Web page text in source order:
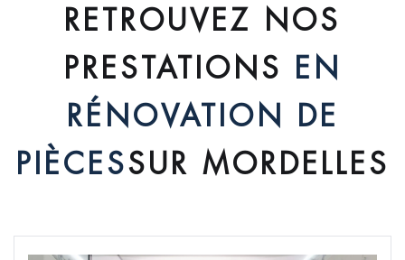
RETROUVEZ NOS
PRESTATIONS EN
RÉNOVATION DE
PIÈCESSUR MORDELLES